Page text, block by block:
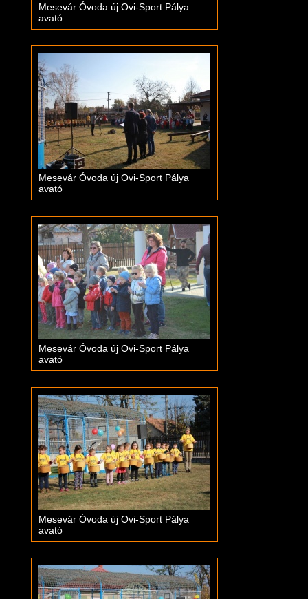
Mesevár Óvoda új Ovi-Sport Pálya
avató
Mesevár Óvoda új Ovi-Sport Pálya
avató
Mesevár Óvoda új Ovi-Sport Pálya
avató
Mesevár Óvoda új Ovi-Sport Pálya
avató